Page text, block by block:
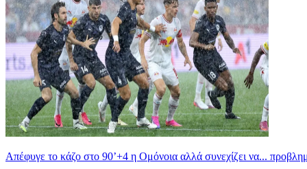
Απέφυγε το κάζο στο 90’+4 η Ομόνοια αλλά συνεχίζει να...